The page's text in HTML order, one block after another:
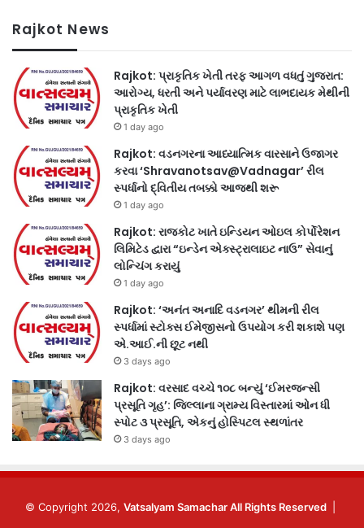
Rajkot News
Rajkot: પ્રાકૃતિક ખેતી તરફ આગળ વધતું ગુજરાત:
આરોગ્ય, ધરતી અને પર્યાવરણ માટે લાભદાયક મેથીની
પ્રાકૃતિક ખેતી
1 day ago
Rajkot: વડનગરના આધ્યાત્મિક વારસાને ઉજાગર
કરવા ‘Shravanotsav@Vadnagar’ રીલ
સ્પર્ધાનો દ્વિતીય તબક્કો આજથી શરૂ
1 day ago
Rajkot: રાજકોટ ખાતે ઇન્ડિયન ઓઇલ કોર્પોરેશન
લિમિટેડ દ્વારા “ઇન્ડેન એક્સ્ટ્રાલાઇટ નાઉ” સેવાનું
લોન્ચિંગ કરાયું
1 day ago
Rajkot: ‘અનંત અનાદિ વડનગર’ થીમની રીલ
સ્પર્ધામાં સ્ટોક્સ ઈમેજીસનો ઉપયોગ કરી શકાશે પણ
એ.આઈ.ની છૂટ નથી
3 days ago
Rajkot: વરસાદ વચ્ચે ૧૦૮ બન્યું ‘ઈમરજન્સી
પ્રસૂતિ ગૃહ’: જિલ્લાના ગ્રામ્ય વિસ્તારમાં ઓન ધી
સ્પોટ ૩ પ્રસૂતિ, એકનું હોસ્પિટલ સ્થળાંતર
3 days ago
© Copyright 2026, Vatsalyam Samachar All Rights Reserved